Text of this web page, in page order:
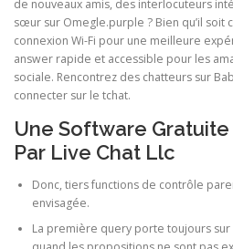
de nouveaux amis, des interlocuteurs
sœur sur Omegle.purple ? Bien qu’il soit
connexion Wi-Fi pour une meilleure
answer rapide et accessible pour les
sociale. Rencontrez des chatteurs sur
connecter sur le tchat.
Une Software
Par Live Chat Llc
Donc, tiers functions de contrôle
envisagée.
La première query porte toujours